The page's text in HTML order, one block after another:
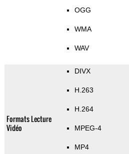
OGG
WMA
WAV
Formats Lecture
Vidéo
DIVX
H.263
H.264
MPEG-4
MP4